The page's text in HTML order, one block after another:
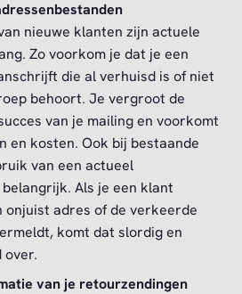
nieuwe klanten zijn actuele
Zo voorkom je dat je een
die al verhuisd is of niet
behoort. Je vergroot de
van je mailing en voorkomt
en kosten. Ook bij bestaande
van een actueel
Als je een klant
onjuist adres of de verkeerde
komt dat slordig en
over.
van je retourzendingen